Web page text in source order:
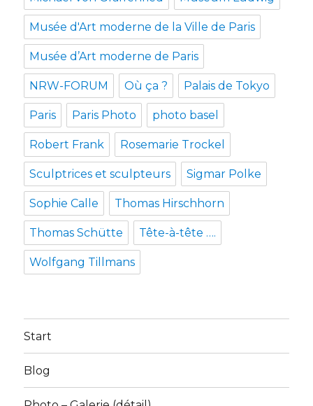
Musée d'Art moderne de la Ville de Paris
Musée d’Art moderne de Paris
NRW-FORUM Où ça ? Palais de Tokyo
Paris Paris Photo photo basel
Robert Frank Rosemarie Trockel
Sculptrices et sculpteurs Sigmar Polke
Sophie Calle Thomas Hirschhorn
Thomas Schütte Tête-à-tête ….
Wolfgang Tillmans
Start
Blog